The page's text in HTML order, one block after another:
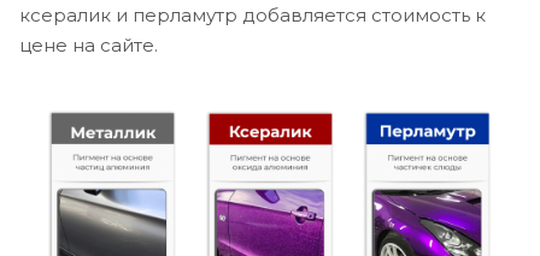
ксералик и перламутр добавляется стоимость к
цене на сайте.